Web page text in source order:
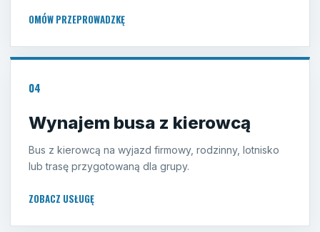
OMÓW PRZEPROWADZKĘ
04
Wynajem busa z kierowcą
Bus z kierowcą na wyjazd firmowy, rodzinny, lotnisko
lub trasę przygotowaną dla grupy.
ZOBACZ USŁUGĘ